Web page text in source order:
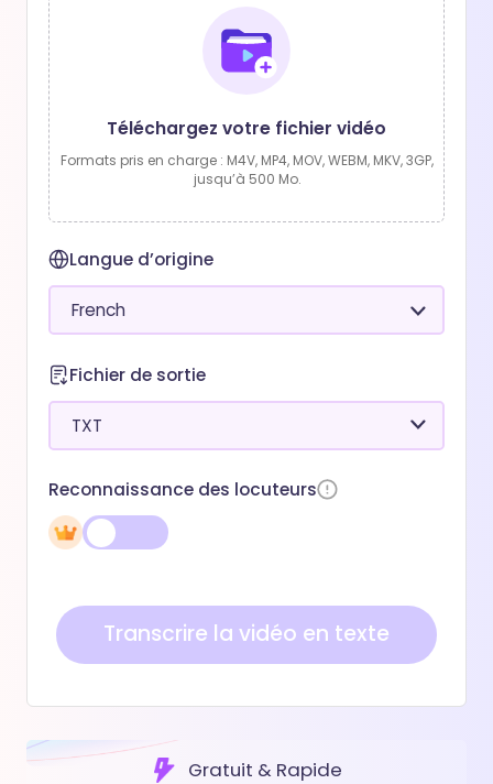
Téléchargez votre fichier vidéo
Formats pris en charge : M4V, MP4, MOV, WEBM, MKV, 3GP,
jusqu’à 500 Mo.
Langue d’origine
Fichier de sortie
TXT
Reconnaissance des locuteurs
Transcrire la vidéo en texte
Gratuit & Rapide